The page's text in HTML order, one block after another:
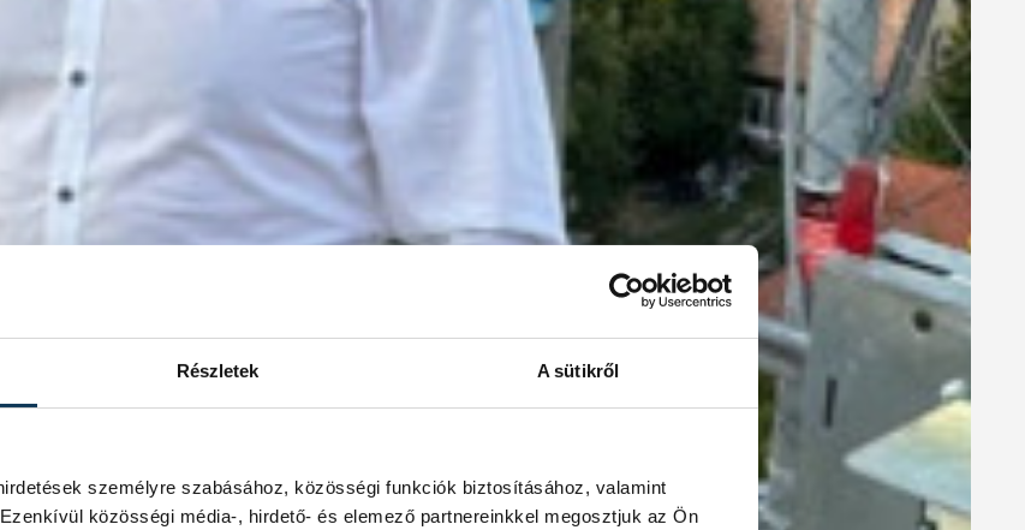
Részletek A sütikről
személyre szabásához, közösségi funkciók biztosításához, valamint
közösségi média-, hirdető- és elemező partnereinkkel megosztjuk az Ön